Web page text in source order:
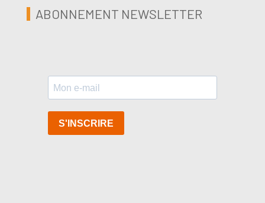
ABONNEMENT NEWSLETTER